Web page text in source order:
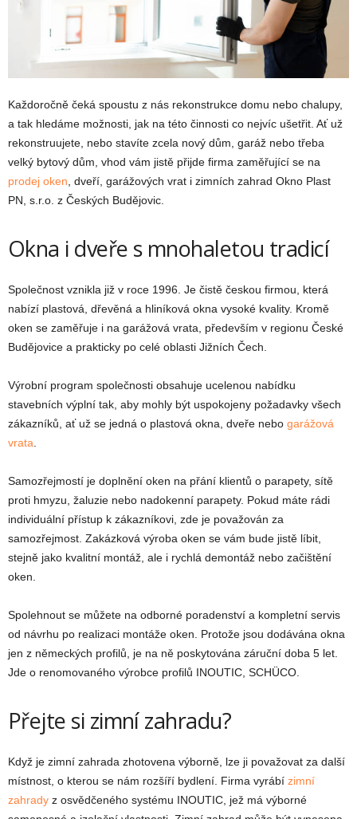
Každoročně čeká spoustu z nás rekonstrukce domu nebo chalupy,
a tak hledáme možnosti, jak na této činnosti co nejvíc ušetřit. Ať už
rekonstruujete, nebo stavíte zcela nový dům, garáž nebo třeba
velký bytový dům, vhod vám jistě přijde firma zaměřující se na
prodej oken, dveří, garážových vrat i zimních zahrad Okno Plast
PN, s.r.o. z Českých Budějovic.
Okna i dveře s mnohaletou tradicí
Společnost vznikla již v roce 1996. Je čistě českou firmou, která
nabízí plastová, dřevěná a hliníková okna vysoké kvality. Kromě
oken se zaměřuje i na garážová vrata, především v regionu České
Budějovice a prakticky po celé oblasti Jižních Čech.
Výrobní program společnosti obsahuje ucelenou nabídku
stavebních výplní tak, aby mohly být uspokojeny požadavky všech
zákazníků, ať už se jedná o plastová okna, dveře nebo garážová
vrata.
Samozřejmostí je doplnění oken na přání klientů o parapety, sítě
proti hmyzu, žaluzie nebo nadokenní parapety. Pokud máte rádi
individuální přístup k zákazníkovi, zde je považován za
samozřejmost. Zakázková výroba oken se vám bude jistě líbit,
stejně jako kvalitní montáž, ale i rychlá demontáž nebo začištění
oken.
Spolehnout se můžete na odborné poradenství a kompletní servis
od návrhu po realizaci montáže oken. Protože jsou dodávána okna
jen z německých profilů, je na ně poskytována záruční doba 5 let.
Jde o renomovaného výrobce profilů INOUTIC, SCHÜCO.
Přejte si zimní zahradu?
Když je zimní zahrada zhotovena výborně, lze ji považovat za další
místnost, o kterou se nám rozšíří bydlení. Firma vyrábí zimní
zahrady z osvědčeného systému INOUTIC, jež má výborné